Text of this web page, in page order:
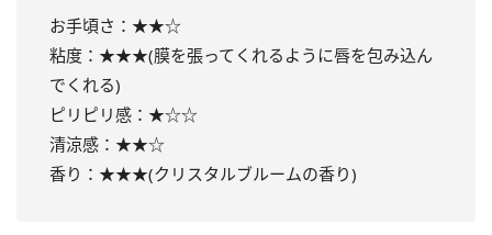
お手頃さ：★★☆
粘度：★★★(膜を張ってくれるように唇を包み込ん
でくれる)
ピリピリ感：★☆☆
清涼感：★★☆
香り：★★★(クリスタルブルームの香り)